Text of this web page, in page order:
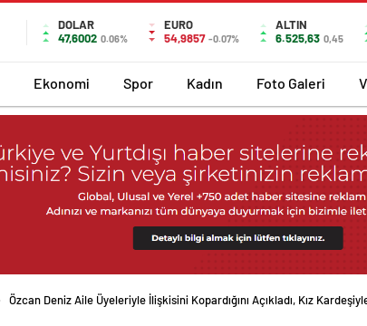
DOLAR
47,6002 0.06%
EURO
54,9857 -0.07%
ALTIN
6.525,63 0,45
Ekonomi Spor Kadın Foto Galeri
Özcan Deniz Aile Üyeleriyle İlişkisini Kopardığını Açıkladı, Kız